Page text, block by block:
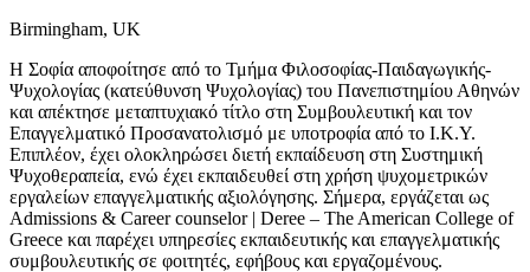
Birmingham, UK
Η Σοφία αποφοίτησε από το Τμήμα Φιλοσοφίας-Παιδαγωγικής-
Ψυχολογίας (κατεύθυνση Ψυχολογίας) του Πανεπιστημίου Αθηνών
και απέκτησε μεταπτυχιακό τίτλο στη Συμβουλευτική και τον
Επαγγελματικό Προσανατολισμό με υποτροφία από το Ι.Κ.Υ.
Επιπλέον, έχει ολοκληρώσει διετή εκπαίδευση στη Συστημική
Ψυχοθεραπεία, ενώ έχει εκπαιδευθεί στη χρήση ψυχομετρικών
εργαλείων επαγγελματικής αξιολόγησης. Σήμερα, εργάζεται ως
Admissions & Career counselor | Deree – The American College of
Greece και παρέχει υπηρεσίες εκπαιδευτικής και επαγγελματικής
συμβουλευτικής σε φοιτητές, εφήβους και εργαζομένους.